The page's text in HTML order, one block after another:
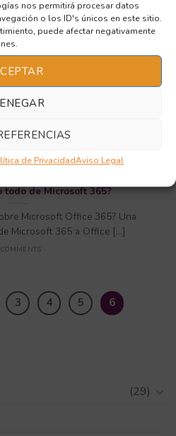
nos permitirá procesar datos
o los ID's únicos en este sitio.
puede afectar negativamente
de PrivacidadAviso Legal
todo de Microsoft 365?
Microsoft Office 365? Una
Microsoft 365 a Office [...]
3 4 5 6
(29)